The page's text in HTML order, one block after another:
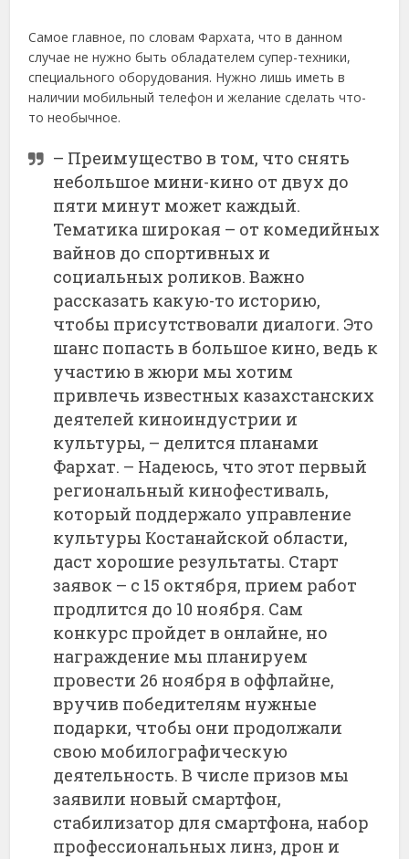
Самое главное, по словам Фархата, что в данном
случае не нужно быть обладателем супер-техники,
специального оборудования. Нужно лишь иметь в
наличии мобильный телефон и желание сделать что-
то необычное.
– Преимущество в том, что снять
небольшое мини-кино от двух до
пяти минут может каждый.
Тематика широкая – от комедийных
вайнов до спортивных и
социальных роликов. Важно
рассказать какую-то историю,
чтобы присутствовали диалоги. Это
шанс попасть в большое кино, ведь к
участию в жюри мы хотим
привлечь известных казахстанских
деятелей киноиндустрии и
культуры, – делится планами
Фархат. – Надеюсь, что этот первый
региональный кинофестиваль,
который поддержало управление
культуры Костанайской области,
даст хорошие результаты. Старт
заявок – с 15 октября, прием работ
продлится до 10 ноября. Сам
конкурс пройдет в онлайне, но
награждение мы планируем
провести 26 ноября в оффлайне,
вручив победителям нужные
подарки, чтобы они продолжали
свою мобилографическую
деятельность. В числе призов мы
заявили новый смартфон,
стабилизатор для смартфона, набор
профессиональных линз, дрон и